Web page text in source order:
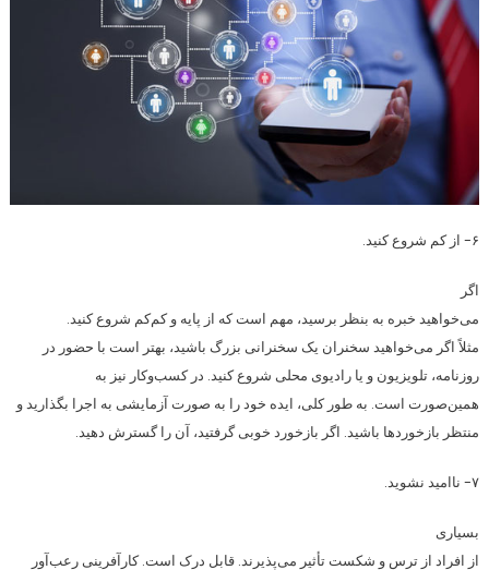
۶- از کم شروع کنید.
اگر
می‌خواهید خبره به بنظر برسید، مهم است که از پایه و کم‌کم شروع کنید.
مثلاً اگر می‌خواهید سخنران یک سخنرانی بزرگ باشید، بهتر است با حضور در
روزنامه، تلویزیون و یا رادیوی محلی شروع کنید. در کسب‌وکار نیز به
همین‌صورت است. به طور کلی، ایده خود را به صورت آزمایشی به اجرا بگذارید و
منتظر بازخوردها باشید. اگر بازخورد خوبی گرفتید، آن را گسترش دهید.
۷- ناامید نشوید.
بسیاری
از افراد از ترس و شکست تأثیر می‌پذیرند. قابل درک است. کارآفرینی رعب‌آور